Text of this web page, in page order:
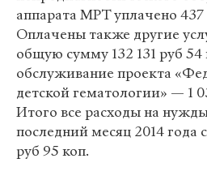
аппарата МРТ уплачено 437
Оплачены также другие
общую сумму 132 131 руб 54
обслуживание проекта
детской гематологии» — 1
Итого все расходы на
последний месяц 2014 года
руб 95 коп.